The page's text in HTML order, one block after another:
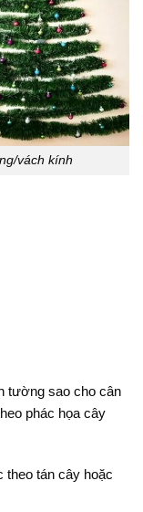
vách kính
tường sao cho cân
phác họa cây
theo tán cây hoặc